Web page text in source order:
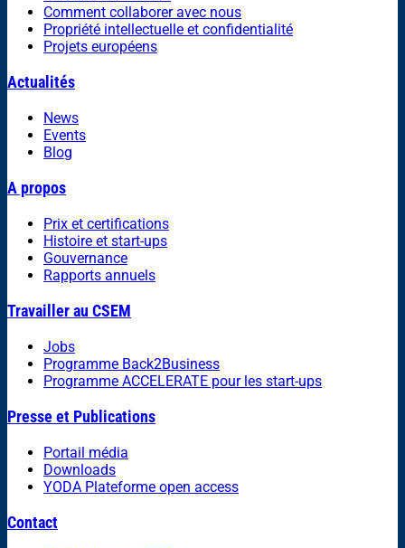
Comment collaborer avec nous
Propriété intellectuelle et confidentialité
Projets européens
Actualités
News
Events
Blog
A propos
Prix et certifications
Histoire et start-ups
Gouvernance
Rapports annuels
Travailler au CSEM
Jobs
Programme Back2Business
Programme ACCELERATE pour les start-ups
Presse et Publications
Portail média
Downloads
YODA Plateforme open access
Contact